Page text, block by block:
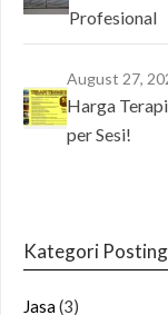
Profesional
August 27,
Harga
per Sesi!
Kategori Posting
Jasa(3)